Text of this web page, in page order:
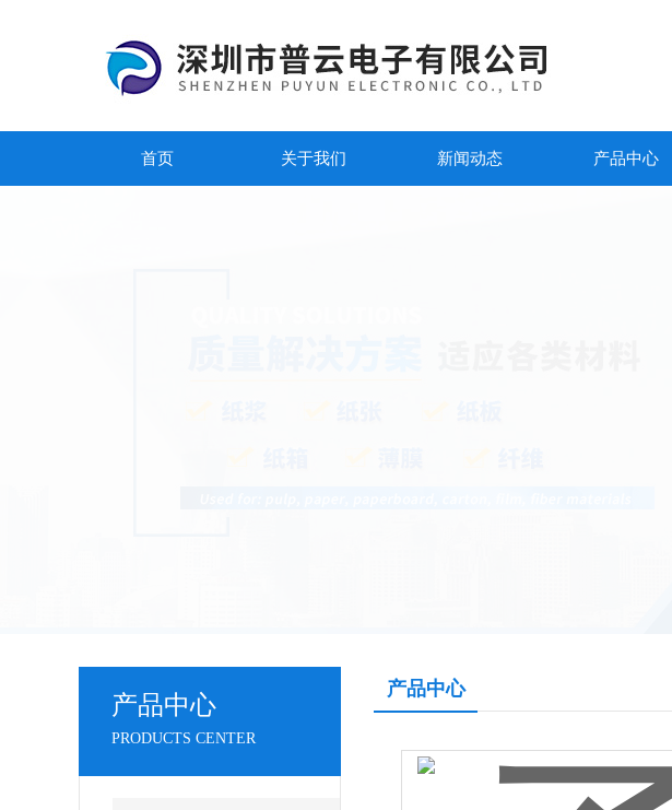
首页 关于我们 新闻动态 产品中心
产品中心
PRODUCTS CENTER
产品中心